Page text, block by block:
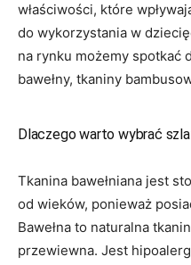
właściwości, które
do wykorzystania w
na rynku możemy spotkać
bawełny, tkaniny
Dlaczego warto wybrać
Tkanina bawełniana jest
od wieków, ponieważ
Bawełna to naturalna
przewiewna. Jest